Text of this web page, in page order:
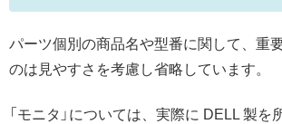
パーツ個別の商品名や型番に関して、重
のは見やすさを考慮し省略しています。
「モニタ」については、実際に DELL 製を